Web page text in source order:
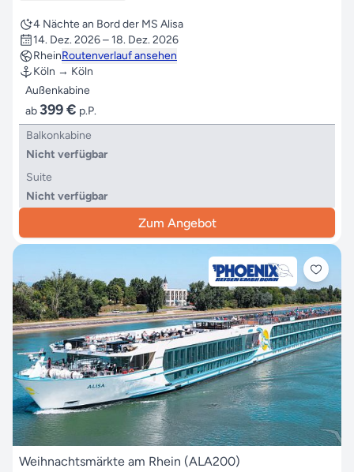
4 Nächte an Bord der MS Alisa
14. Dez. 2026 – 18. Dez. 2026
RheinRoutenverlauf ansehen
Köln → Köln
Außenkabine
ab 399 € p.P.
Balkonkabine
Nicht verfügbar
Suite
Nicht verfügbar
Zum Angebot
Weihnachtsmärkte am Rhein (ALA200)